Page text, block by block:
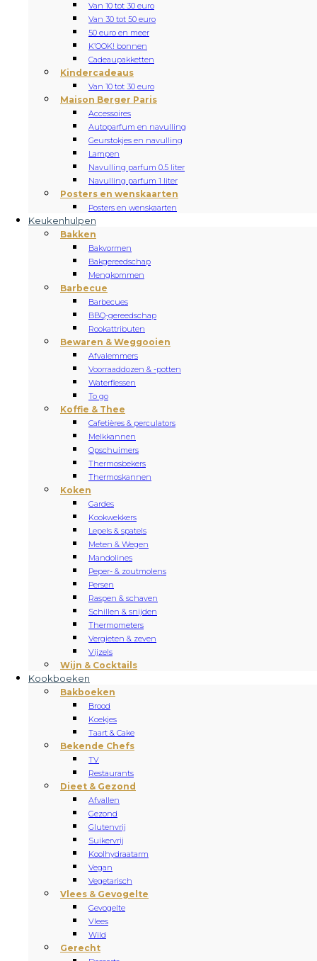
Van 10 tot 30 euro
Van 30 tot 50 euro
50 euro en meer
K’OOK! bonnen
Cadeaupakketten
Kindercadeaus
Van 10 tot 30 euro
Maison Berger Paris
Accessoires
Autoparfum en navulling
Geurstokjes en navulling
Lampen
Navulling parfum 0.5 liter
Navulling parfum 1 liter
Posters en wenskaarten
Posters en wenskaarten
Keukenhulpen
Bakken
Bakvormen
Bakgereedschap
Mengkommen
Barbecue
Barbecues
BBQ-gereedschap
Rookattributen
Bewaren & Weggooien
Afvalemmers
Voorraaddozen & -potten
Waterflessen
To go
Koffie & Thee
Cafetières & perculators
Melkkannen
Opschuimers
Thermosbekers
Thermoskannen
Koken
Gardes
Kookwekkers
Lepels & spatels
Meten & Wegen
Mandolines
Peper- & zoutmolens
Persen
Raspen & schaven
Schillen & snijden
Thermometers
Vergieten & zeven
Vijzels
Wijn & Cocktails
Kookboeken
Bakboeken
Brood
Koekjes
Taart & Cake
Bekende Chefs
TV
Restaurants
Dieet & Gezond
Afvallen
Gezond
Glutenvrij
Suikervrij
Koolhydraatarm
Vegan
Vegetarisch
Vlees & Gevogelte
Gevogelte
Vlees
Wild
Gerecht